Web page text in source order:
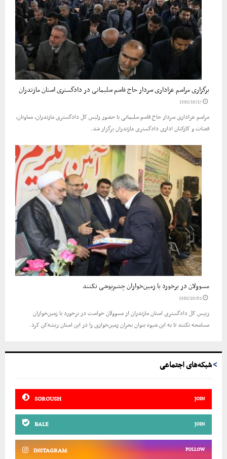
برگزاری مراسم عزاداری سردار حاج قاسم سلیمانی در دادگستری استان مازندران
1398/10/17
مراسم عزاداری سردار حاج قاسم سلیمانی با حضور رئیس کل دادگستری مازندران، معاونان،
قضات و کارکنان اداری دادگستری مازندران برگزار شد.
مسوولان در برخورد با زمین‌خواران چشم‌پوشی نکنند
1398/10/01
رییس کل دادگستری استان مازندران از مسوولان خواست در برخورد با زمین‌خواران
مسامحه نکنند تا به این شیوه بتوان بحران زمین‌خواری را در این استان ریشه‌کن کرد.
شبکه‌های اجتماعی
SOROUSH JOIN
BALE JOIN
INSTAGRAM FOLLOW